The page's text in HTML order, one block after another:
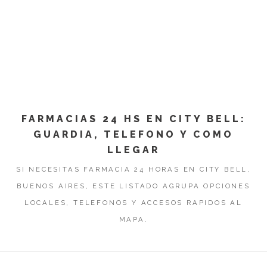
FARMACIAS 24 HS EN CITY BELL:
GUARDIA, TELEFONO Y COMO
LLEGAR
SI NECESITAS FARMACIA 24 HORAS EN CITY BELL,
BUENOS AIRES, ESTE LISTADO AGRUPA OPCIONES
LOCALES, TELEFONOS Y ACCESOS RAPIDOS AL
MAPA.